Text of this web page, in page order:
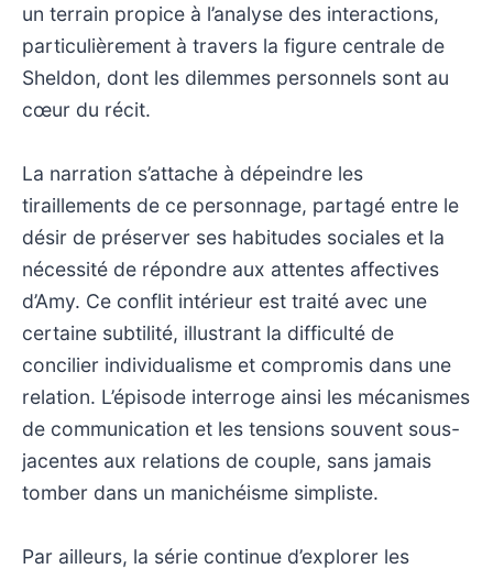
un terrain propice à l’analyse des interactions,
particulièrement à travers la figure centrale de
Sheldon, dont les dilemmes personnels sont au
cœur du récit.
La narration s’attache à dépeindre les
tiraillements de ce personnage, partagé entre le
désir de préserver ses habitudes sociales et la
nécessité de répondre aux attentes affectives
d’Amy. Ce conflit intérieur est traité avec une
certaine subtilité, illustrant la difficulté de
concilier individualisme et compromis dans une
relation. L’épisode interroge ainsi les mécanismes
de communication et les tensions souvent sous-
jacentes aux relations de couple, sans jamais
tomber dans un manichéisme simpliste.
Par ailleurs, la série continue d’explorer les